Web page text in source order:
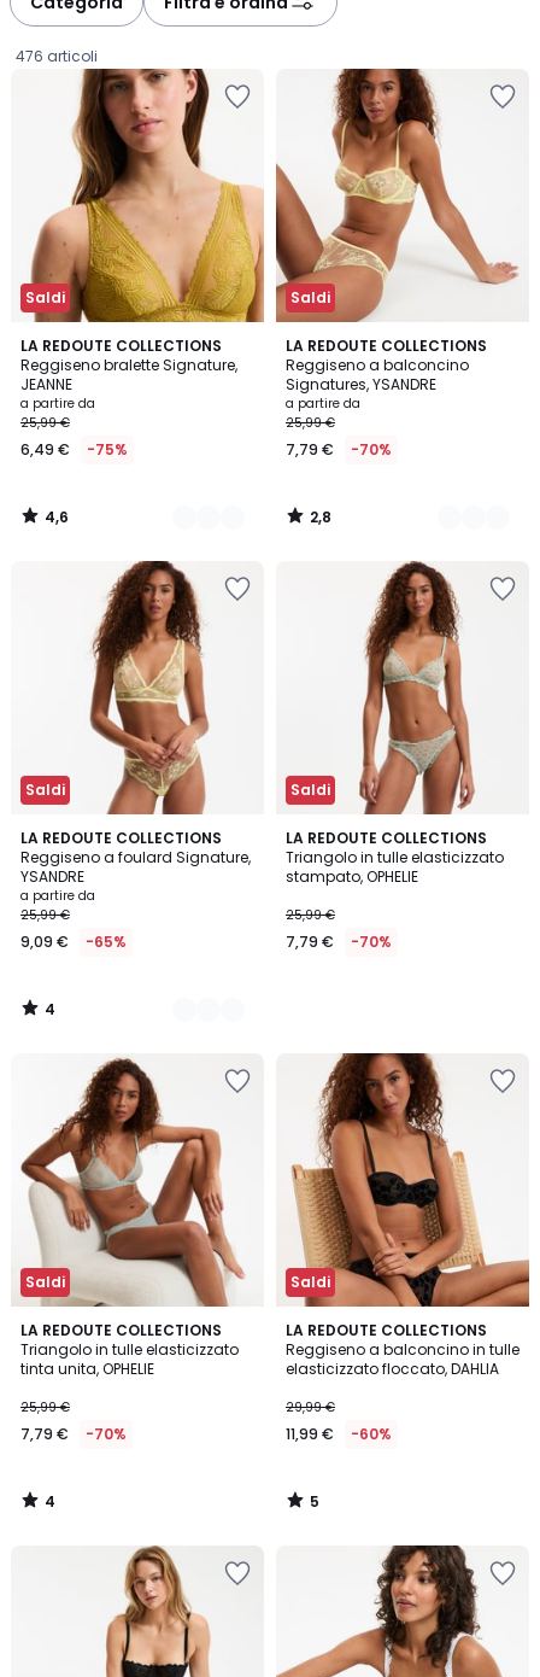
476 articoli
Saldi
LA REDOUTE COLLECTIONS
Reggiseno bralette Signature,
JEANNE
Prezzo
a
partire
6,49
€
applicato.
a partire da
25,99 €
6,49 € -75%
4,6
/ 5
4
Colori
4,6
/
Saldi
LA REDOUTE COLLECTIONS
Reggiseno a balconcino
Signatures, YSANDRE
a partire da
25,99 €
7,79 € -70%
2,8
/ 5
3
Colori
2,8
/
Saldi
LA REDOUTE COLLECTIONS
Reggiseno a foulard Signature,
YSANDRE
a partire da
25,99 €
9,09 € -65%
4
/
5
3
Colori
4
/
Saldi
LA REDOUTE COLLECTIONS
Triangolo in tulle elasticizzato
stampato, OPHELIE
25,99 €
7,79 € -70%
Saldi
LA REDOUTE COLLECTIONS
Triangolo in tulle elasticizzato
tinta unita, OPHELIE
25,99 €
7,79 € -70%
4
/
5
4
/
Saldi
LA REDOUTE COLLECTIONS
Reggiseno a balconcino in tulle
elasticizzato floccato, DAHLIA
29,99 €
11,99 € -60%
5
/
5
5
/